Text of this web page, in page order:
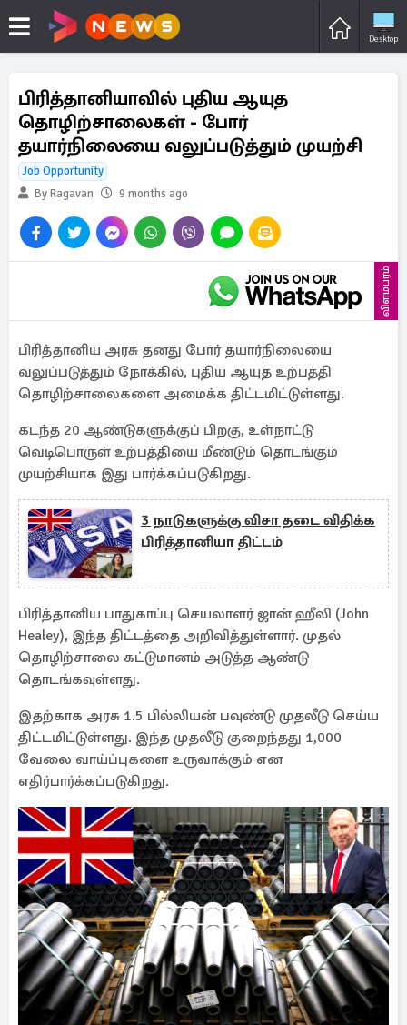
Desktop
பிரித்தானியாவில் புதிய ஆயுத
தொழிற்சாலைகள் - போர்
தயார்நிலையை வலுப்படுத்தும் முயற்சி
Job Opportunity
By Ragavan
9 months ago
விளம்பரம்
பிரித்தானிய அரசு தனது போர் தயார்நிலையை
வலுப்படுத்தும் நோக்கில், புதிய ஆயுத உற்பத்தி
தொழிற்சாலைகளை அமைக்க திட்டமிட்டுள்ளது.
கடந்த 20 ஆண்டுகளுக்குப் பிறகு, உள்நாட்டு
வெடிபொருள் உற்பத்தியை மீண்டும் தொடங்கும்
முயற்சியாக இது பார்க்கப்படுகிறது.
3 நாடுகளுக்கு விசா தடை விதிக்க
பிரித்தானியா திட்டம்
பிரித்தானிய பாதுகாப்பு செயலாளர் ஜான் ஹீலி (John
Healey), இந்த திட்டத்தை அறிவித்துள்ளார். முதல்
தொழிற்சாலை கட்டுமானம் அடுத்த ஆண்டு
தொடங்கவுள்ளது.
இதற்காக அரசு 1.5 பில்லியன் பவுண்டு முதலீடு செய்ய
திட்டமிட்டுள்ளது. இந்த முதலீடு குறைந்தது 1,000
வேலை வாய்ப்புகளை உருவாக்கும் என
எதிர்பார்க்கப்படுகிறது.